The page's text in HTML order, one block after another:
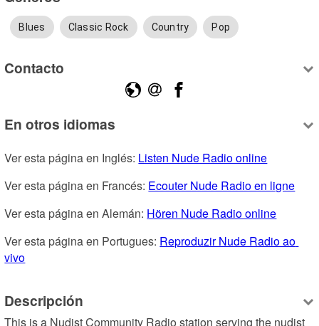
Blues Classic Rock Country Pop
Contacto
En otros idiomas
Ver esta página en Inglés: Listen Nude Radio online
Ver esta página en Francés: Ecouter Nude Radio en ligne
Ver esta página en Alemán: Hören Nude Radio online
Ver esta página en Portugues: Reproduzir Nude Radio ao
vivo
Descripción
This is a Nudist Community Radio station serving the nudist